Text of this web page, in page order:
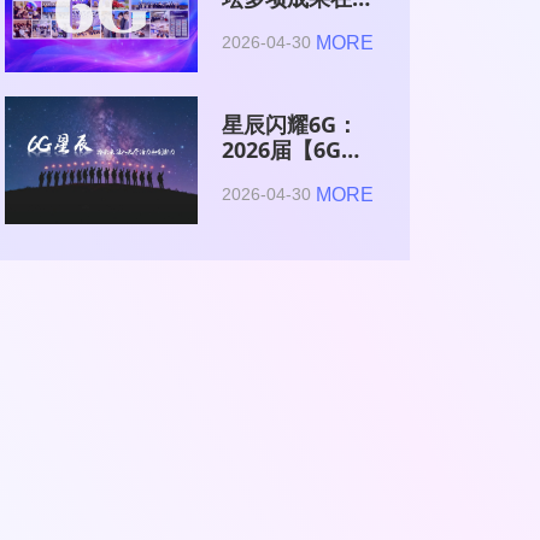
术与产业生态大
2026-04-30 MORE
星辰闪耀6G：
2026届【6G星
与博士获颁证书
2026-04-30 MORE